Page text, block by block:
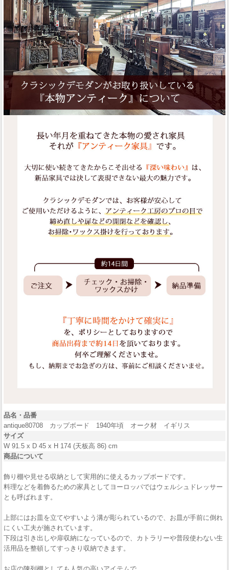
品名・品番
antique80708 カップボード 1940年頃 オーク材 イギリス
サイズ
W 91.5 x D 45 x H 174 (天板高 86) cm
商品について
飾り棚や見せる収納として実用的に使えるカップボードです。
料理などを着飾るための家具としてヨーロッパではウェルシュドレッサー
とも呼ばれます。
上部にはお皿を立てやすいよう溝が彫られているので、お皿が手前に倒れ
にくい工夫が施されています。
下段は引き出しや扉収納になっているので、カトラリーや普段使わない生
活用品を整頓してすっきり収納できます。